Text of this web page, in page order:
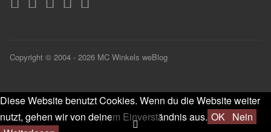
Copyright © 2004 - 2026 MC Winkels weBlog
Diese Website benutzt Cookies. Wenn du die Website weiter
nutzt, gehen wir von deinem Einverständnis aus. OK Nein